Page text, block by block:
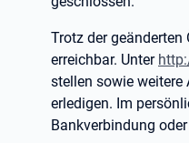
Trotz der
erreichbar. Unter
stellen sowie weitere
erledigen. Im
Bankverbindung